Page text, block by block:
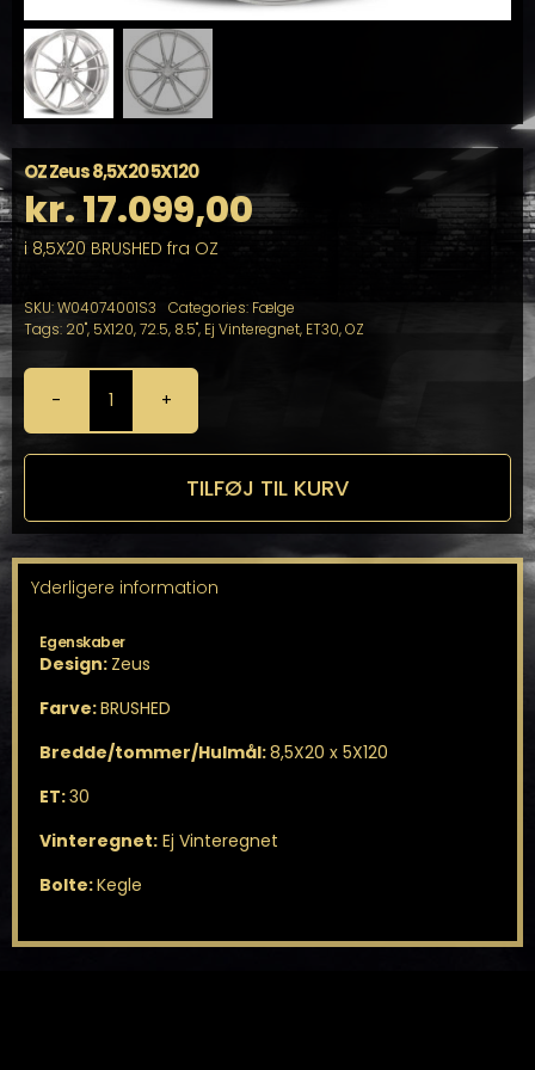
OZ Zeus 8,5X20 5X120
kr.17.099,00
i 8,5X20 BRUSHED fra OZ
SKU:W04074001S3 Categories: Fælge
Tags: 20", 5X120,72.5, 8.5", Ej Vinteregnet, ET30,OZ
OZ
Zeus
8,5X20
TILFØJ TIL KURV
Yderligere information
Egenskaber
Design: Zeus
Farve:BRUSHED
Bredde/tommer/Hulmål:8,5X20 x 5X120
ET:30
Vinteregnet:Ej Vinteregnet
Bolte:Kegle